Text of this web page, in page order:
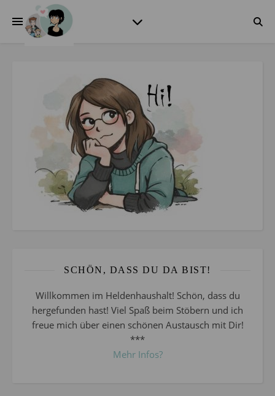
SCHÖN, DASS DU DA BIST!
Willkommen im Heldenhaushalt! Schön, dass du
hergefunden hast! Viel Spaß beim Stöbern und ich
freue mich über einen schönen Austausch mit Dir!
***
Mehr Infos?